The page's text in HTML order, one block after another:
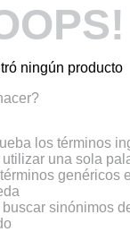
ningún producto
los términos
utilizar una sola
genéricos
buscar sinónimos